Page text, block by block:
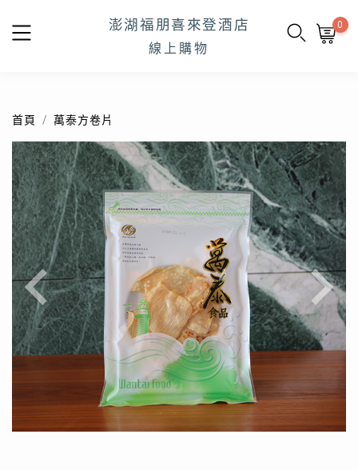
澎湖福朋喜來登酒店
線上購物
0
首頁 萬泰方卷片
Previous Next